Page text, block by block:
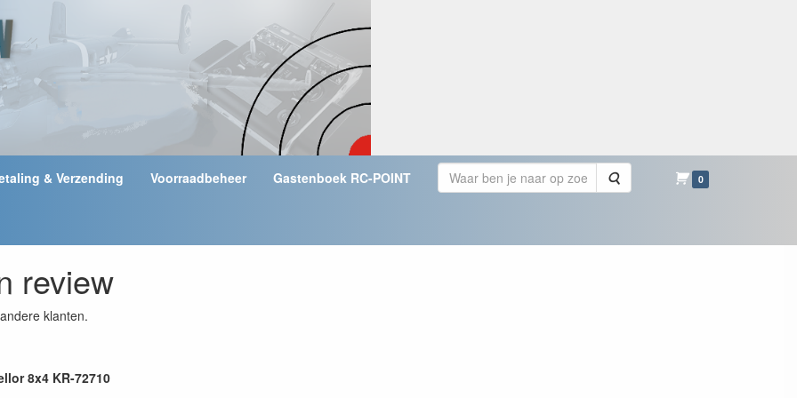
& Verzending Voorraadbeheer Gastenboek RC-POINT Zoeken 0
review
klanten.
8x4 KR-72710